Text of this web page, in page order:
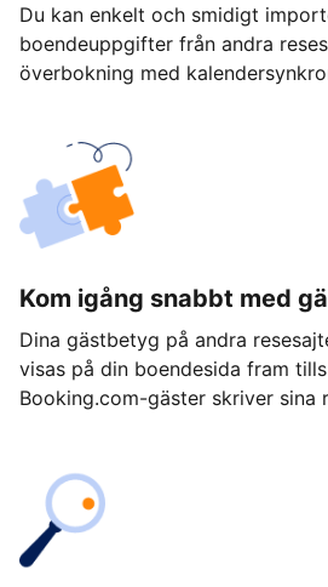
Du kan enkelt och smidigt
boendeuppgifter från andra
överbokning med
Kom igång snabbt med
Dina gästbetyg på andra
visas på din boendesida fram
Booking.com-gäster skriver sina